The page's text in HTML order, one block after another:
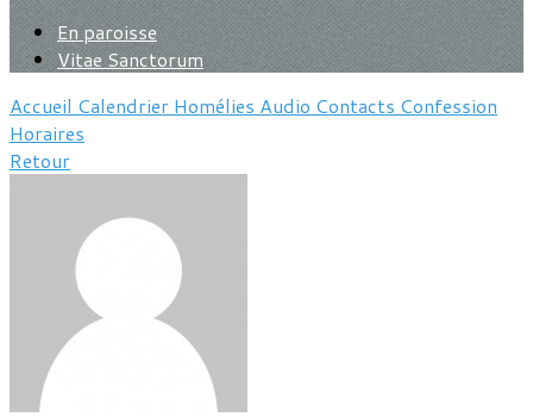
En paroisse
Vitae Sanctorum
Accueil Calendrier Homélies Audio Contacts Confession
Horaires
Retour